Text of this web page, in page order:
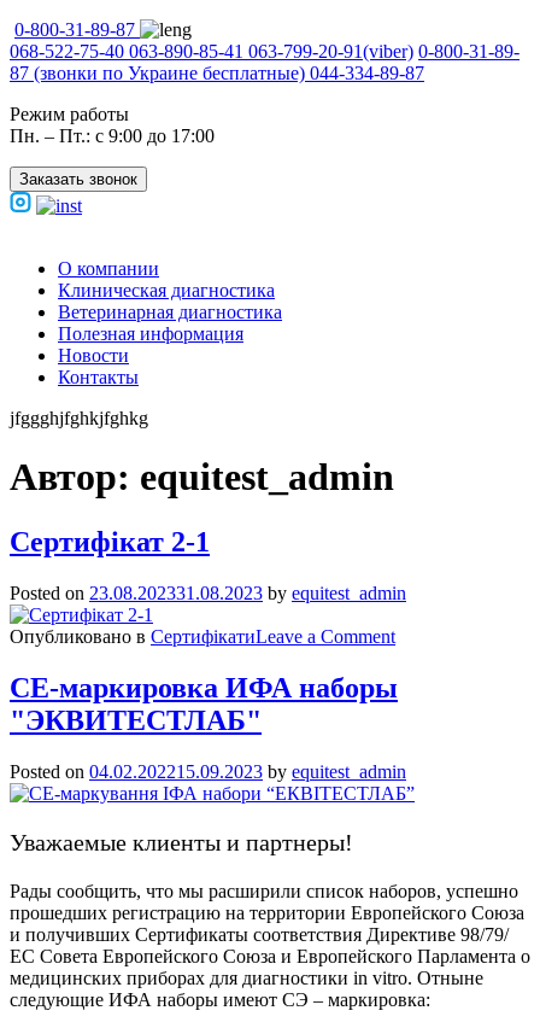
0-800-31-89-87
068-522-75-40 063-890-85-41 063-799-20-91(viber) 0-800-31-89-
87 (звонки по Украине бесплатные) 044-334-89-87
Режим работы
Пн. – Пт.: с 9:00 до 17:00
Заказать звонок
О компании
Клиническая диагностика
Ветеринарная диагностика
Полезная информация
Новости
Контакты
jfggghjfghkjfghkg
Автор: equitest_admin
Сертифікат 2-1
Posted on 23.08.202331.08.2023 by equitest_admin
Опубликовано в СертифікатиLeave a Commenton
1
СЕ-маркировка ИФА наборы
"ЭКВИТЕСТЛАБ"
Posted on 04.02.202215.09.2023 by equitest_admin
Уважаемые клиенты и партнеры!
Рады сообщить, что мы расширили список наборов, успешно
прошедших регистрацию на территории Европейского Союза
и получивших Сертификаты соответствия Директиве 98/79/
ЕС Совета Европейского Союза и Европейского Парламента о
медицинских приборах для диагностики in vitro. Отныне
следующие ИФА наборы имеют СЭ – маркировка: